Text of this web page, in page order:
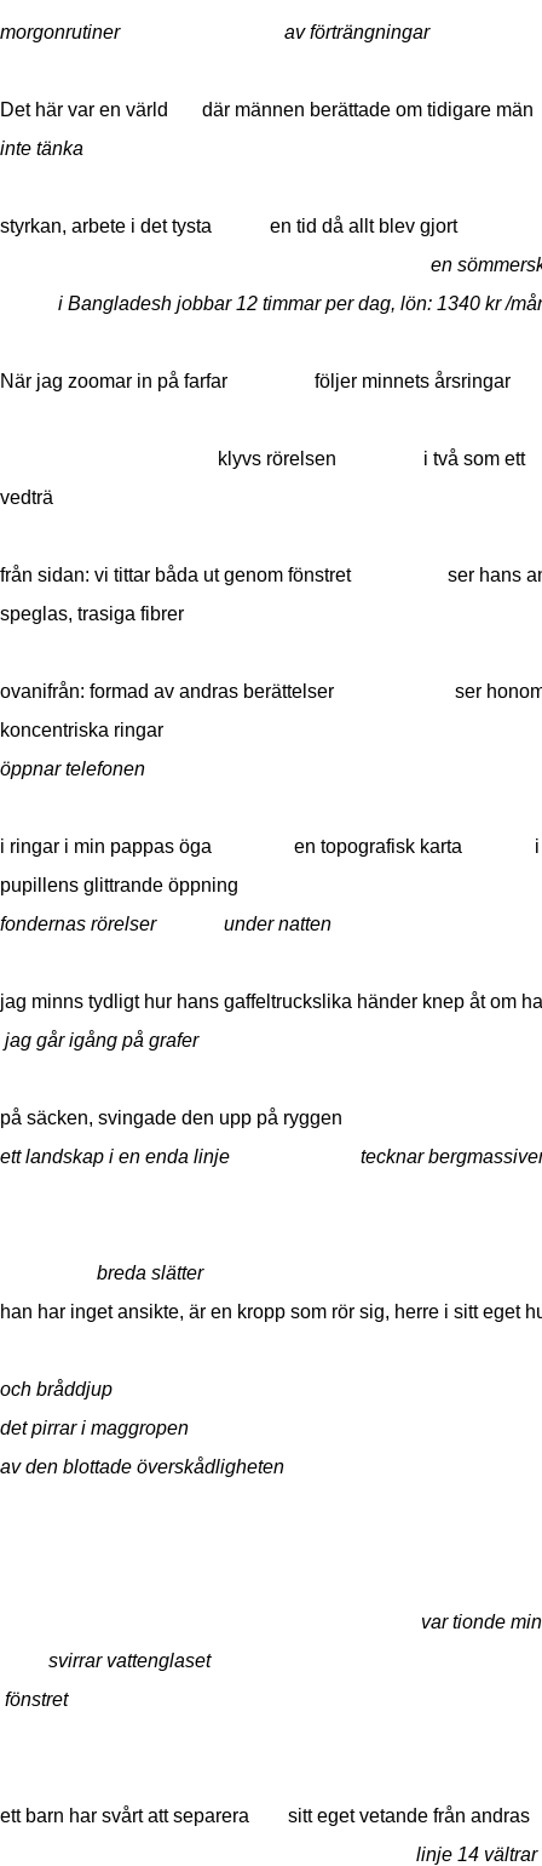
morgonrutiner av förträngningar
Det här var en värld där männen berättade om tidigare män
inte tänka
styrkan, arbete i det tysta en tid då allt blev gjort
en
i Bangladesh jobbar 12 timmar per dag, lön: 1340 kr /
När jag zoomar in på farfar följer minnets årsringar
klyvs rörelsen i två som ett
vedträ
från sidan: vi tittar båda ut genom fönstret ser hans
speglas, trasiga fibrer
ovanifrån: formad av andras berättelser ser honom
koncentriska ringar
öppnar telefonen
i ringar i min pappas öga en topografisk karta i
pupillens glittrande öppning
fondernas rörelser under natten
jag minns tydligt hur hans gaffeltruckslika händer knep åt om
jag går igång på grafer
på säcken, svingade den upp på ryggen
ett landskap i en enda linje tecknar
breda slätter
han har inget ansikte, är en kropp som rör sig, herre i sitt eget
och bråddjup
det pirrar i maggropen
av den blottade överskådligheten
var tionde
svirrar vattenglaset
fönstret
ett barn har svårt att separera sitt eget vetande från andras
linje 14 vältrar